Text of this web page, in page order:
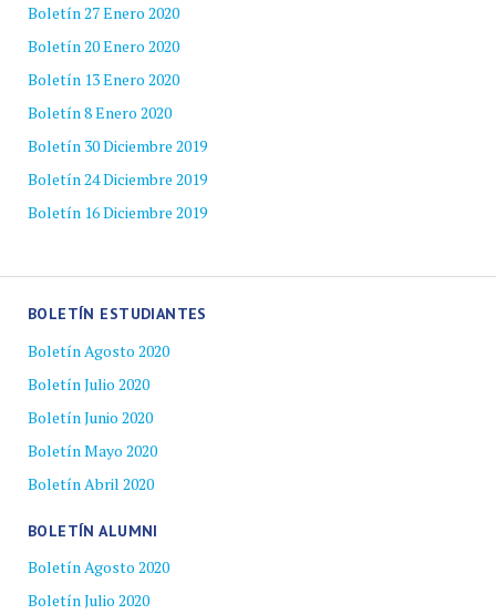
Boletín 27 Enero 2020
Boletín 20 Enero 2020
Boletín 13 Enero 2020
Boletín 8 Enero 2020
Boletín 30 Diciembre 2019
Boletín 24 Diciembre 2019
Boletín 16 Diciembre 2019
BOLETÍN ESTUDIANTES
Boletín Agosto 2020
Boletín Julio 2020
Boletín Junio 2020
Boletín Mayo 2020
Boletín Abril 2020
BOLETÍN ALUMNI
Boletín Agosto 2020
Boletín Julio 2020